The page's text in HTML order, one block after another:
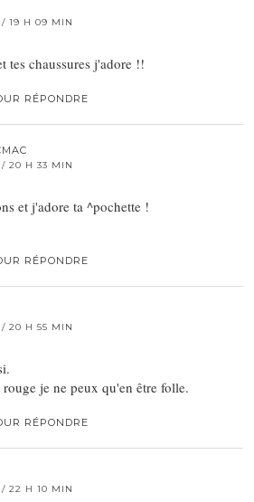
/ 19 H 09 MIN
tes chaussures j'adore !!
RÉPONDRE
/ 20 H 33 MIN
et j'adore ta ^pochette !
RÉPONDRE
/ 20 H 55 MIN
je ne peux qu'en être folle.
RÉPONDRE
/ 22 H 10 MIN